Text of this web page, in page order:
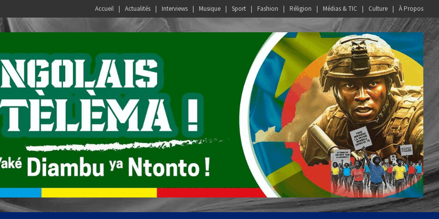
Accueil Actualités Interviews Musique Sport Fashion Réligion Médias & TIC Culture À Propos